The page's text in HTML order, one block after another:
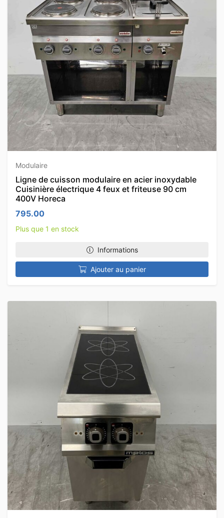
Modulaire
Ligne de cuisson modulaire en acier inoxydable
Cuisinière électrique 4 feux et friteuse 90 cm
400V Horeca
795.00
Plus que 1 en stock
Informations
Ajouter au panier